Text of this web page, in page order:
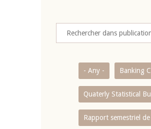
- Any - Banking
Quaterly Statistical
Rapport semestriel